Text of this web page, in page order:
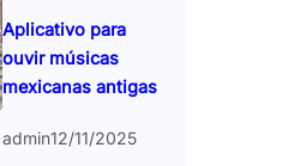
Aplicativo para
ouvir músicas
mexicanas antigas
admin12/11/2025